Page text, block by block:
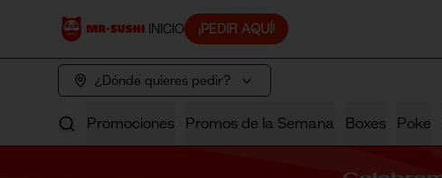
INICIO ¡PEDIR AQUÍ!
¿Dónde quieres pedir?
Promociones Promos de la Semana Boxes Poke